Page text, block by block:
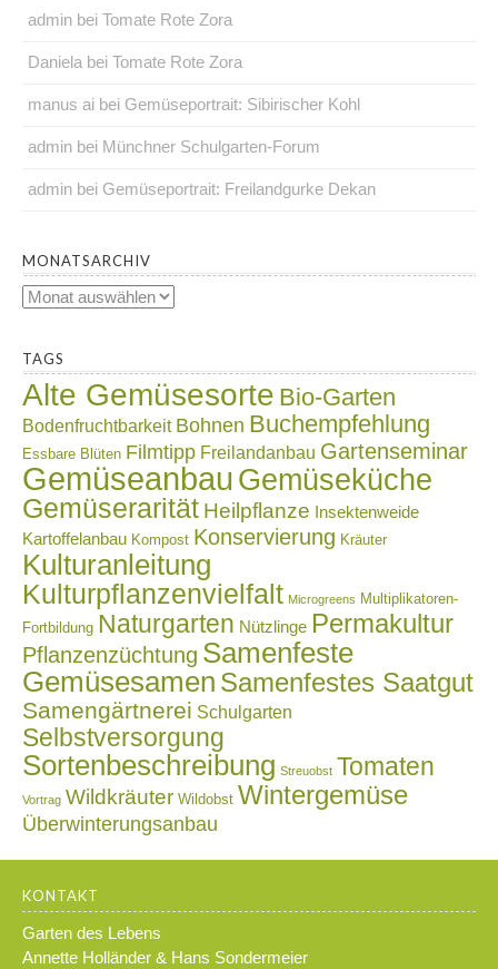
admin bei Tomate Rote Zora
Danielabei Tomate Rote Zora
manus ai bei Gemüseportrait: Sibirischer Kohl
admin bei Münchner Schulgarten-Forum
admin bei Gemüseportrait: Freilandgurke Dekan
MONATSARCHIV
Monatsarchiv
TAGS
Alte Gemüsesorte Bio-Garten
Bodenfruchtbarkeit Bohnen Buchempfehlung
Essbare Blüten Filmtipp Freilandanbau Gartenseminar
Gemüseanbau Gemüseküche
Gemüserarität Heilpflanze
Insektenweide
Kartoffelanbau Kompost Konservierung Kräuter
Kulturanleitung
Kulturpflanzenvielfalt Microgreens Multiplikatoren-
Fortbildung Naturgarten Nützlinge Permakultur
Pflanzenzüchtung Samenfeste
Gemüsesamen Samenfestes Saatgut
Samengärtnerei Schulgarten
Selbstversorgung
Sortenbeschreibung Streuobst Tomaten
Vortrag Wildkräuter Wildobst Wintergemüse
Überwinterungsanbau
KONTAKT
Garten des Lebens
Annette Holländer & Hans Sondermeier